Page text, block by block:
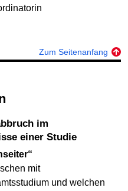
Zum Seitenanfang
einer Studie
mit
und welchen